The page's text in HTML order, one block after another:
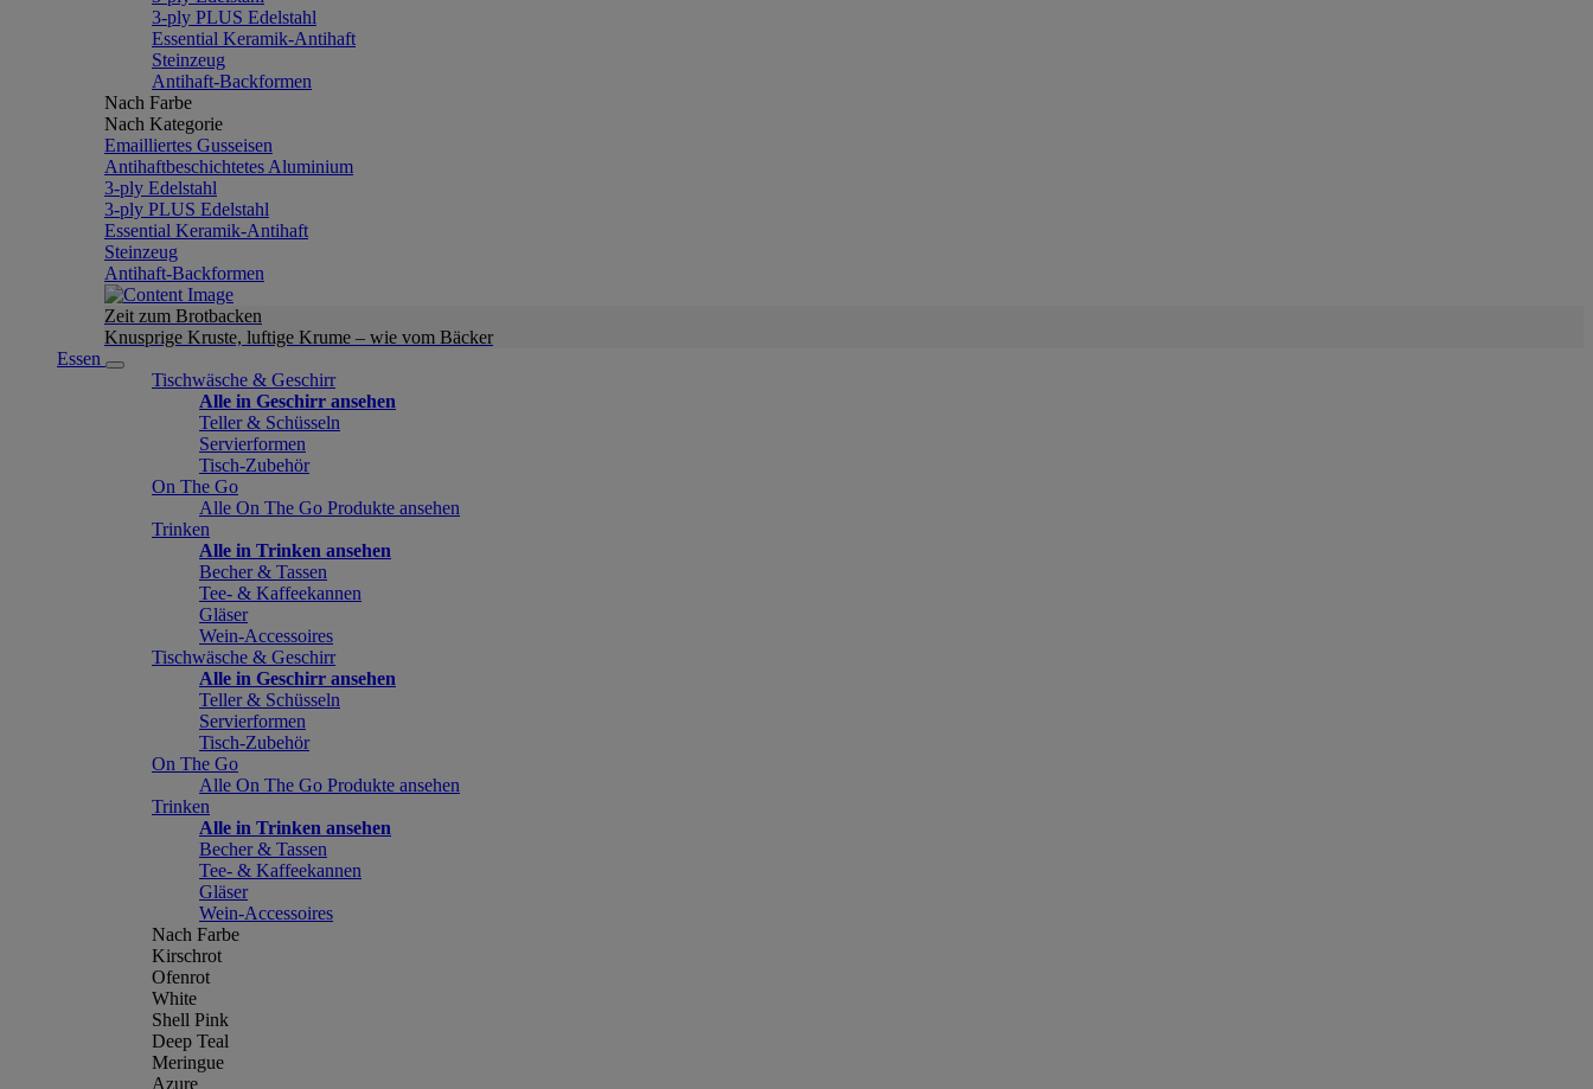
3-ply PLUS Edelstahl
Essential Keramik-Antihaft
Steinzeug
Antihaft-Backformen
Nach Farbe
Nach Kategorie
Emailliertes Gusseisen
Antihaftbeschichtetes Aluminium
3-ply Edelstahl
3-ply PLUS Edelstahl
Essential Keramik-Antihaft
Steinzeug
Antihaft-Backformen
Zeit zum Brotbacken
Knusprige Kruste, luftige Krume – wie vom Bäcker
Essen
Tischwäsche & Geschirr
Alle in Geschirr ansehen
Teller & Schüsseln
Servierformen
Tisch-Zubehör
On The Go
Alle On The Go Produkte ansehen
Trinken
Alle in Trinken ansehen
Becher & Tassen
Tee- & Kaffeekannen
Gläser
Wein-Accessoires
Tischwäsche & Geschirr
Alle in Geschirr ansehen
Teller & Schüsseln
Servierformen
Tisch-Zubehör
On The Go
Alle On The Go Produkte ansehen
Trinken
Alle in Trinken ansehen
Becher & Tassen
Tee- & Kaffeekannen
Gläser
Wein-Accessoires
Nach Farbe
Kirschrot
Ofenrot
White
Shell Pink
Deep Teal
Meringue
Azure